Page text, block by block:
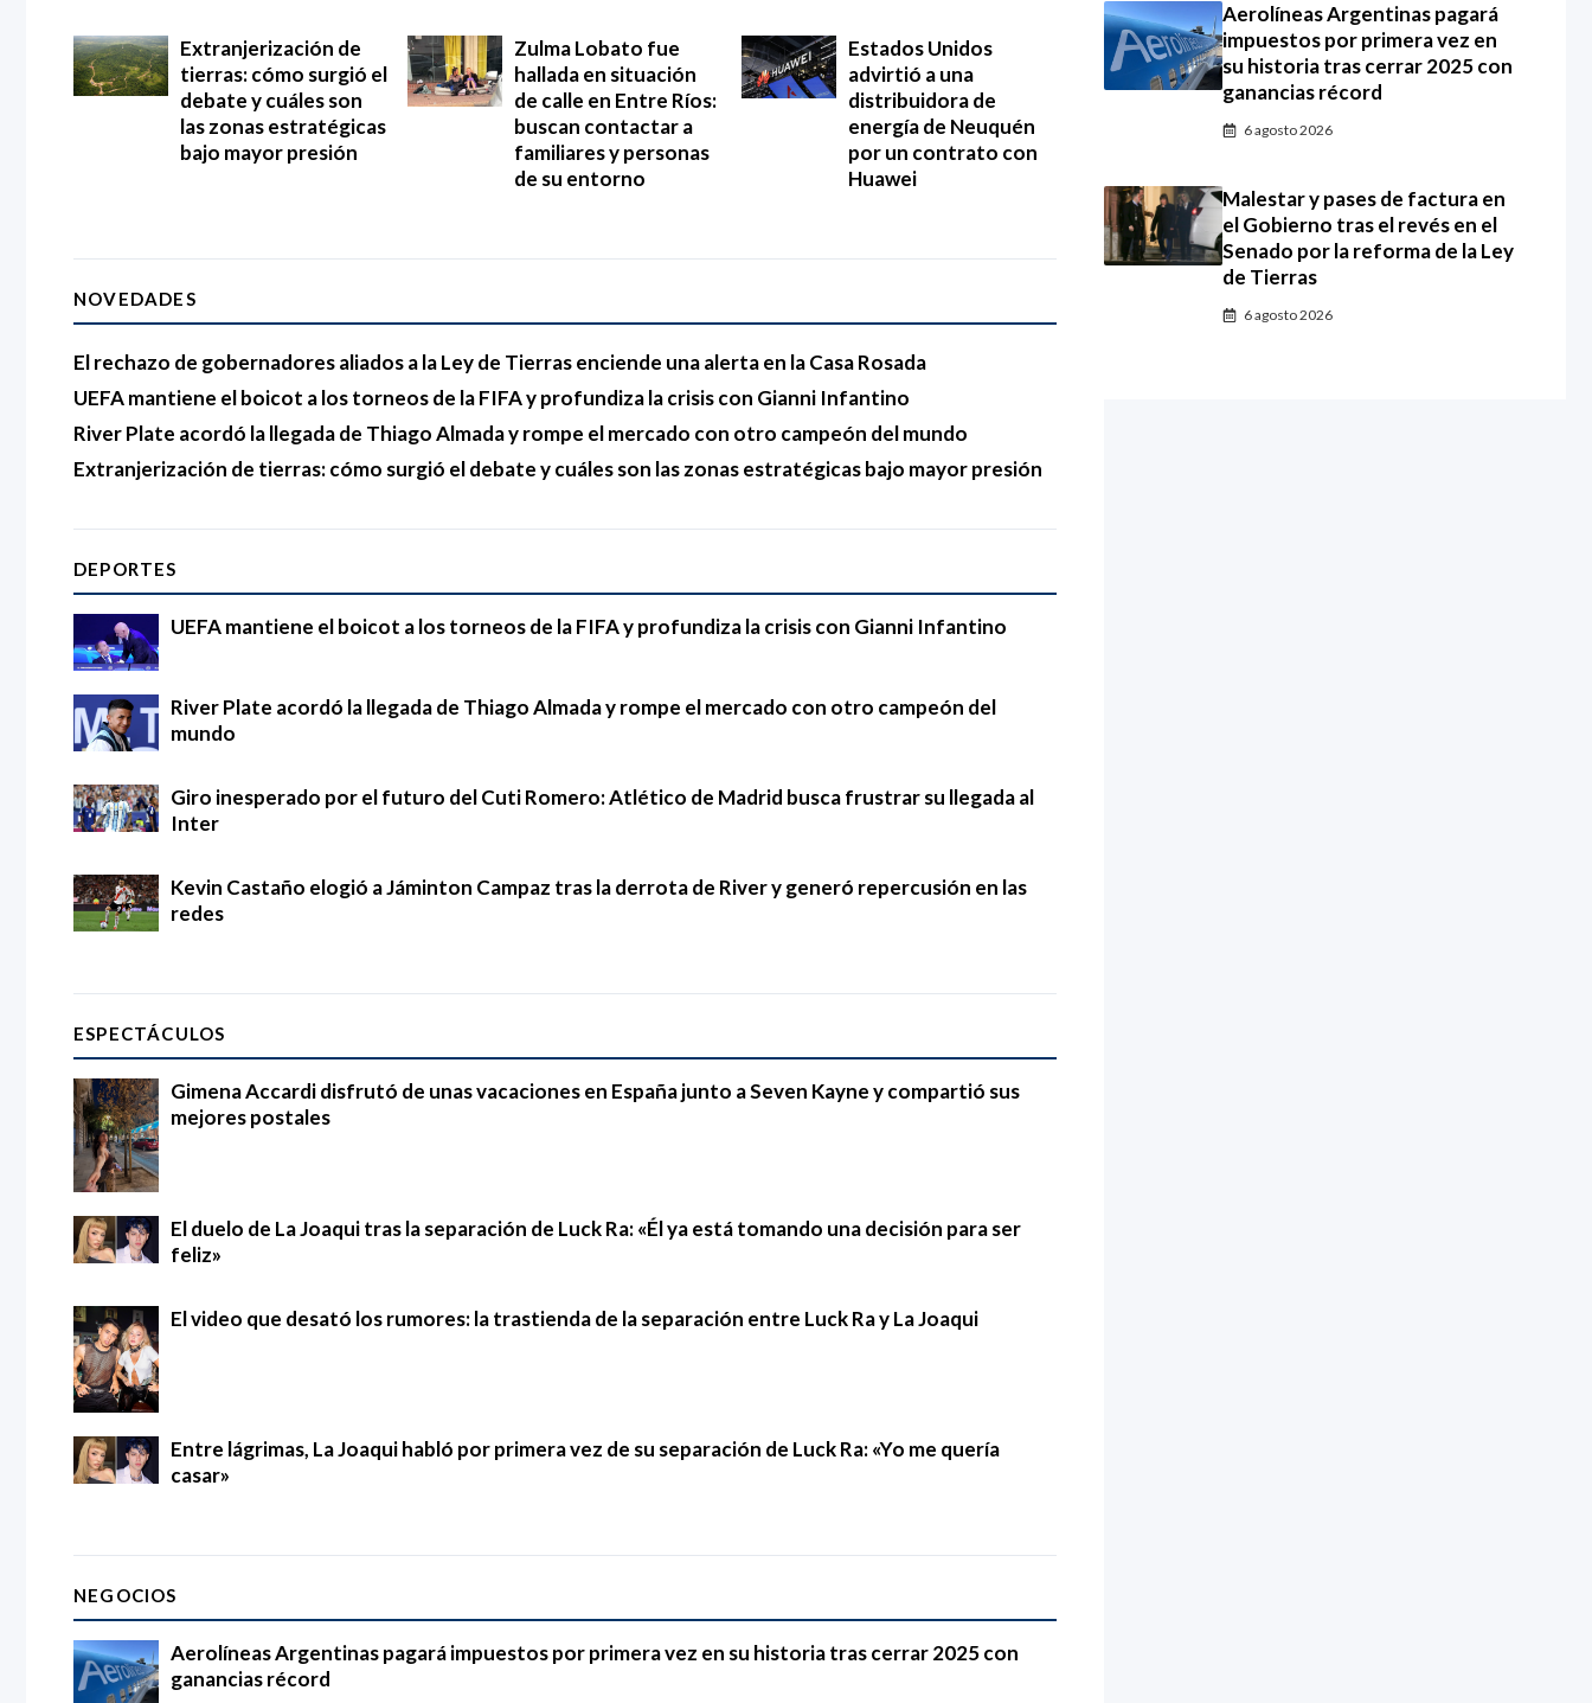
Extranjerización de
tierras: cómo surgió el
debate y cuáles son
las zonas estratégicas
bajo mayor presión
Zulma Lobato fue
hallada en situación
de calle en Entre Ríos:
buscan contactar a
familiares y personas
de su entorno
Estados Unidos
advirtió a una
distribuidora de
energía de Neuquén
por un contrato con
Huawei
NOVEDADES
El rechazo de gobernadores aliados a la Ley de Tierras enciende una alerta en la Casa Rosada
UEFA mantiene el boicot a los torneos de la FIFA y profundiza la crisis con Gianni Infantino
River Plate acordó la llegada de Thiago Almada y rompe el mercado con otro campeón del mundo
Extranjerización de tierras: cómo surgió el debate y cuáles son las zonas estratégicas bajo mayor presión
DEPORTES
UEFA mantiene el boicot a los torneos de la FIFA y profundiza la crisis con Gianni Infantino
River Plate acordó la llegada de Thiago Almada y rompe el mercado con otro campeón del
mundo
Giro inesperado por el futuro del Cuti Romero: Atlético de Madrid busca frustrar su llegada al
Inter
Kevin Castaño elogió a Jáminton Campaz tras la derrota de River y generó repercusión en las
redes
ESPECTÁCULOS
Gimena Accardi disfrutó de unas vacaciones en España junto a Seven Kayne y compartió sus
mejores postales
El duelo de La Joaqui tras la separación de Luck Ra: «Él ya está tomando una decisión para ser
feliz»
El video que desató los rumores: la trastienda de la separación entre Luck Ra y La Joaqui
Entre lágrimas, La Joaqui habló por primera vez de su separación de Luck Ra: «Yo me quería
casar»
NEGOCIOS
Aerolíneas Argentinas pagará impuestos por primera vez en su historia tras cerrar 2025 con
ganancias récord
Aerolíneas Argentinas pagará
impuestos por primera vez en
su historia tras cerrar 2025 con
ganancias récord
6 agosto 2026
Malestar y pases de factura en
el Gobierno tras el revés en el
Senado por la reforma de la Ley
de Tierras
6 agosto 2026